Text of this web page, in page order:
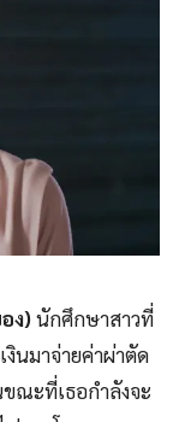
ง)นักศึกษาสาวที่
งินมาจ่ายค่าผ่าตัด
ณะที่เธอกำลังจะ